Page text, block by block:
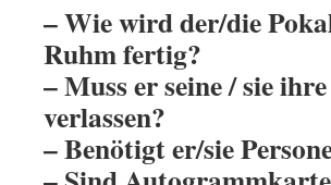
– Wie wird der/die
Ruhm fertig?
– Muss er seine / sie
verlassen?
– Benötigt er/sie